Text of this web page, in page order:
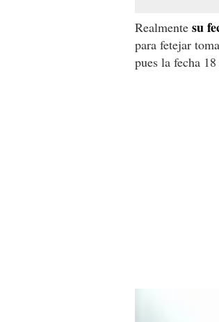
Realmente su
para fetejar
pues la fecha